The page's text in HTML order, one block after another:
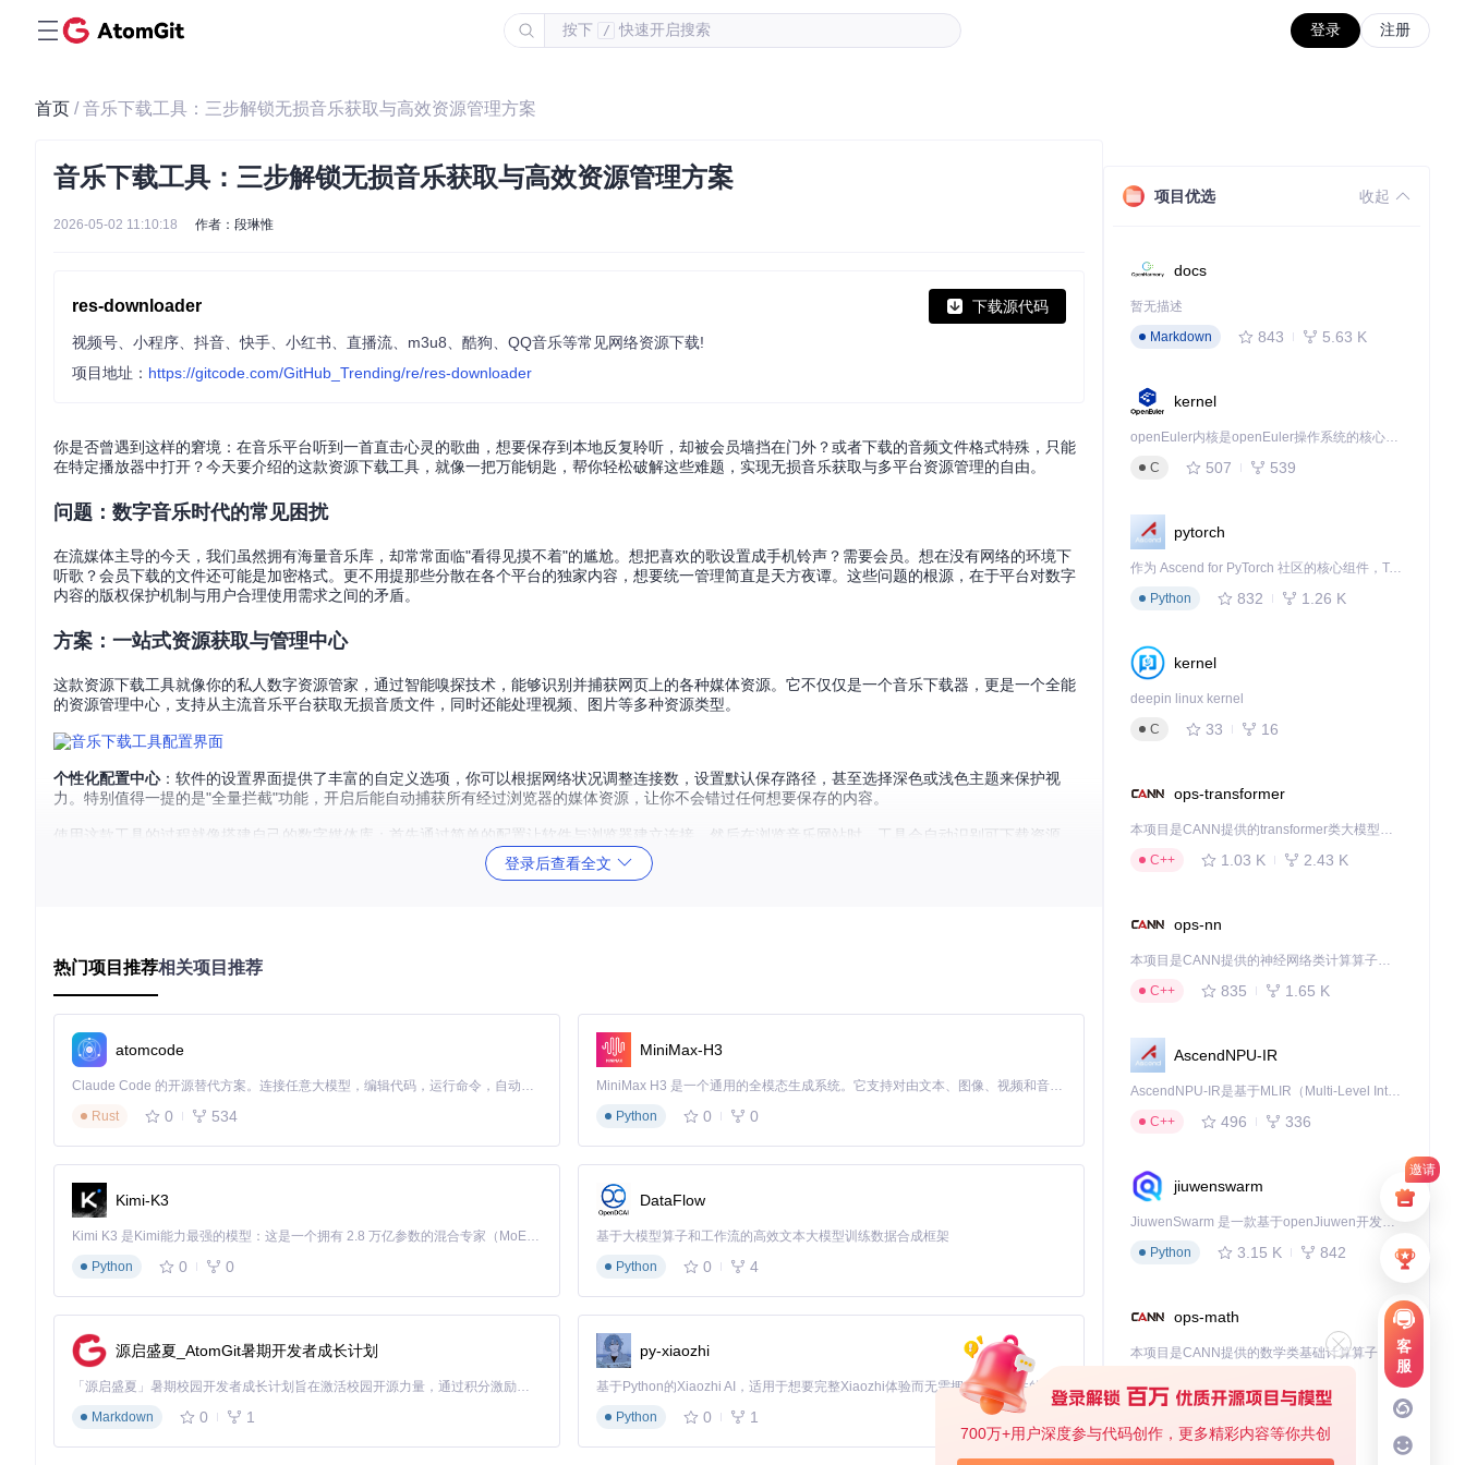
按下 / 快速开启搜索 登录 注册
邀请
客
服
700万+用户深度参与代码创作，更多精彩内容等你共创
首页 / 音乐下载工具：三步解锁无损音乐获取与高效资源管理方案
音乐下载工具：三步解锁无损音乐获取与高效资源管理方案
2026-05-02 11:10:18 作者：段琳惟
res-downloader 下载源代码
视频号、小程序、抖音、快手、小红书、直播流、m3u8、酷狗、QQ音乐等常见网络资源下载!
项目地址： https://gitcode.com/GitHub_Trending/re/res-downloader
你是否曾遇到这样的窘境：在音乐平台听到一首直击心灵的歌曲，想要保存到本地反复聆听，却被会员墙挡在门外？或者下载的音频文件格式特殊，只能
在特定播放器中打开？今天要介绍的这款资源下载工具，就像一把万能钥匙，帮你轻松破解这些难题，实现无损音乐获取与多平台资源管理的自由。
问题：数字音乐时代的常见困扰
在流媒体主导的今天，我们虽然拥有海量音乐库，却常常面临"看得见摸不着"的尴尬。想把喜欢的歌设置成手机铃声？需要会员。想在没有网络的环境下
听歌？会员下载的文件还可能是加密格式。更不用提那些分散在各个平台的独家内容，想要统一管理简直是天方夜谭。这些问题的根源，在于平台对数字
内容的版权保护机制与用户合理使用需求之间的矛盾。
方案：一站式资源获取与管理中心
这款资源下载工具就像你的私人数字资源管家，通过智能嗅探技术，能够识别并捕获网页上的各种媒体资源。它不仅仅是一个音乐下载器，更是一个全能
的资源管理中心，支持从主流音乐平台获取无损音质文件，同时还能处理视频、图片等多种资源类型。
个性化配置中心：软件的设置界面提供了丰富的自定义选项，你可以根据网络状况调整连接数，设置默认保存路径，甚至选择深色或浅色主题来保护视
力。特别值得一提的是"全量拦截"功能，开启后能自动捕获所有经过浏览器的媒体资源，让你不会错过任何想要保存的内容。
使用这款工具的过程就像搭建自己的数字媒体库：首先通过简单的配置让软件与浏览器建立连接，然后在浏览音乐网站时，工具会自动识别可下载资源，
最后你只需轻点鼠标就能将文件保存到指定位置。整个过程无需复杂操作，就像在网上购物一样简单直观。
进阶：从单文件下载到批量资源管理
当你熟悉了基本操作后，就可以探索软件的高级功能了。批量下载功能尤其适合音乐爱好者——想象一下，发现一个包含50首经典老歌的歌单，只需点
击"批量下载"按钮，就能一次性获取所有歌曲，再也不用一首首手动操作。
源后点击"批量下载"，软件会自动按顺序处理，让你轻松搞定大量资源的获取工作。
如果遇到下载的视频无法播放的情况，别担心！软件内置了视频解密功能，能自动处理加密文件。就像给资源上了一把万能钥匙，无论什么格式的文件都
能轻松解锁。
使用这款工具时，记得遵守版权法规，下载的资源仅供个人学习和欣赏使用。定期更新软件可以获得更好的兼容性和新功能支持，让你的资源获取体验始
终保持最佳状态。
从单首歌曲下载到整个歌单管理，从简单配置到高级筛选，这款音乐下载工具就像一位贴心的数字资源助手，帮你打破平台限制，构建属于自己的媒体
库。现在就试试用它来解决你的资源获取难题吧，相信你会爱上这种掌控数字内容的自由！
下载源代码
登录后查看全文
热门项目推荐相关项目推荐
atomcode
Claude Code 的开源替代方案。连接任意大模型，编辑代码，运行命令，自动验证 — 全自动执行。用 Rust 构建，极致性能。 ｜ An open-source alternative to Claude Code. Connect any LLM, edit code, run commands, and verify changes — autonomously. Built in Rust for speed. Get Started
Rust
0 534
MiniMax-H3
MiniMax H3 是一个通用的全模态生成系统。它支持对由文本、图像、视频和音频组成的多模态上下文进行统一理解，并能生成分辨率高达 2K、时长可达 15 秒的带原生立体声音频的视频。得益于面向任务泛化的系统设计，H3 在预训练阶段就已具备广泛的多模态上下文理解与生成能力，能够出色地执行复杂的多模态指令。
Python
0 0
Kimi-K3
Kimi K3 是Kimi能力最强的模型：这是一个拥有 2.8 万亿参数的混合专家（MoE）模型，具备原生视觉理解能力，并支持 100 万 token 的上下文窗口。
Python
0 0
DataFlow
基于大模型算子和工作流的高效文本大模型训练数据合成框架
Python
0 4
源启盛夏_AtomGit暑期开发者成长计划
「源启盛夏」暑期校园开发者成长计划旨在激活校园开源力量，通过积分激励、认证扶持、资源倾斜等形式，引导高校组织和开发者完成「入驻 — 建项目 — 做贡献 — 获认证 — 得资源」的完整闭环。无论你是想带领社团入驻平台的组织者，还是希望用代码贡献证明自己的开发者，都能在这里找到属于你的成长路径。
Markdown
0 1
py-xiaozhi
基于Python的Xiaozhi AI，适用于想要完整Xiaozhi体验而无需拥有专用硬件的用户。
Python
0 1
项目优选 收起
docs
暂无描述
Markdown
843 5.63 K
kernel
openEuler内核是openEuler操作系统的核心，既是系统性能与稳定性的基石，也是连接处理器、设备与服务的桥梁。
C
507 539
pytorch
作为 Ascend for PyTorch 社区的核心组件，TorchNPU 是昇腾专为 PyTorch 打造的深度学习适配插件，使 PyTorch 框架能够直接调用昇腾 NPU，为开发者提供昇腾 AI 处理器的超强算力。
Python
832 1.26 K
kernel
deepin linux kernel
C
33 16
ops-transformer
本项目是CANN提供的transformer类大模型算子库，实现网络在NPU上加速计算。
C++
1.03 K 2.43 K
ops-nn
本项目是CANN提供的神经网络类计算算子库，实现网络在NPU上加速计算。
C++
835 1.65 K
AscendNPU-IR
AscendNPU-IR是基于MLIR（Multi-Level Intermediate Representation）构建的，面向昇腾亲和算子编译时使用的中间表示，提供昇腾完备表达能力，通过编译优化提升昇腾AI处理器计算效率，支持通过生态框架使能昇腾AI处理器与深度调优
C++
496 336
jiuwenswarm
JiuwenSwarm 是一款基于openJiuwen开发的智能AI Agent，它能够将大语言模型的强大能力，通过你日常使用的各类通讯应用，直接延伸至你的指尖。
Python
3.15 K 842
ops-math
C++
deveco-code